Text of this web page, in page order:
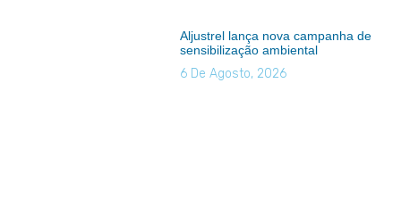
Aljustrel lança nova campanha de
sensibilização ambiental
6 De Agosto, 2026